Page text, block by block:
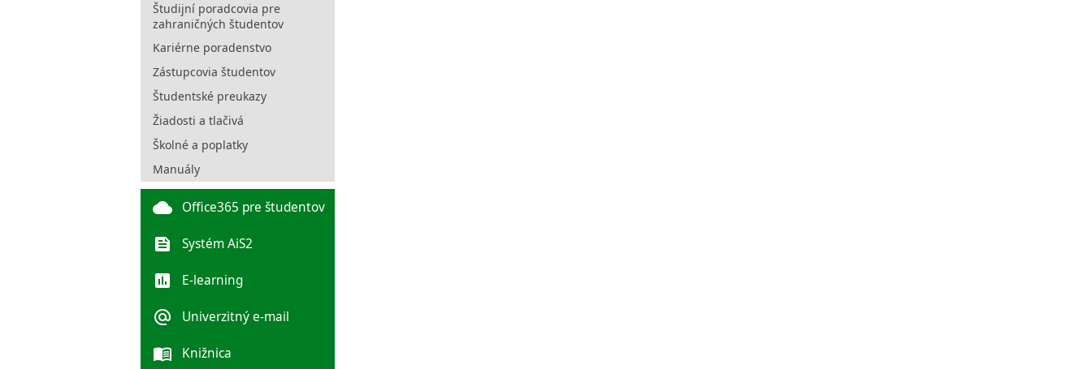
Študijní poradcovia pre
zahraničných študentov
Kariérne poradenstvo
Zástupcovia študentov
Študentské preukazy
Žiadosti a tlačivá
Školné a poplatky
Manuály
cloud Office365 pre študentov
feed Systém AiS2
poll E-learning
alternate_email Univerzitný e-mail
menu_book Knižnica